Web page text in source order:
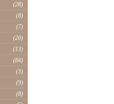
(28)
(8)
(7)
(20)
(13)
(84)
(3)
(9)
(8)